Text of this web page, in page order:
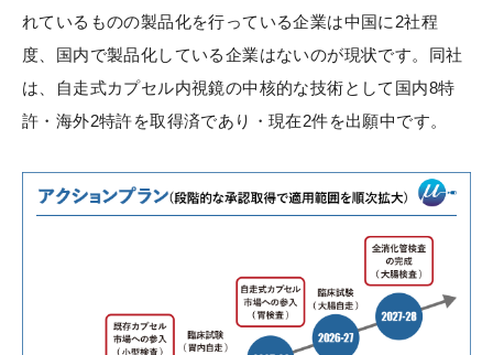
れているものの製品化を行っている企業は中国に2社程
度、国内で製品化している企業はないのが現状です。同社
は、自走式カプセル内視鏡の中核的な技術として国内8特
許・海外2特許を取得済であり・現在2件を出願中です。